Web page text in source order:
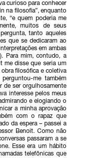
curioso para conhecer
na filosofia”, enquanto
“e quem poderia me
muitos de seus
tanto aqueles
que se dedicaram ao
em ambas
Para mim, contudo, a
me disse que seria um
filosófica e coletiva
me também
de ser orgulhosamente
interesse pelos meus
e elogiando o
a minha aprovação
com o rapaz que
da espera – passei a
Benoit. Como não
passaram a se
Esse era um hábito
telefônicas que